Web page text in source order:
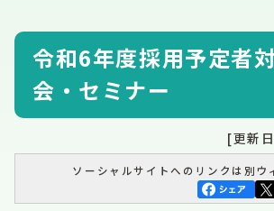
令和6年度採用予定者
会・セミナー
[更新
ソーシャルサイトへのリンクは別ウ